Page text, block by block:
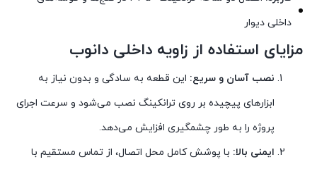
داخلی دیوار
مزایای استفاده از زاویه داخلی دانوب
نصب آسان و سریع: این قطعه به سادگی و بدون نیاز به
ابزارهای پیچیده بر روی ترانکینگ نصب می‌شود و سرعت اجرای
پروژه را به طور چشمگیری افزایش می‌دهد.
ایمنی بالا: با پوشش کامل محل اتصال، از تماس مستقیم با